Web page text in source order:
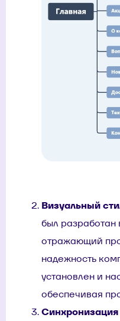
Визуальный
был разработан
отражающий
надежность
установлен и
обеспечивая
Синхронизация